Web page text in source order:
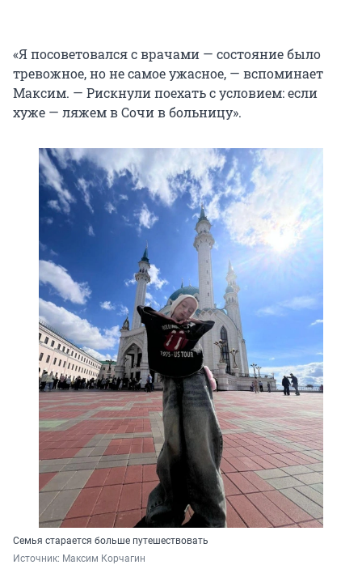
«Я посоветовался с врачами — состояние было
тревожное, но не самое ужасное, — вспоминает
Максим. — Рискнули поехать с условием: если
хуже — ляжем в Сочи в больницу».
Семья старается больше путешествовать
Источник: Максим Корчагин